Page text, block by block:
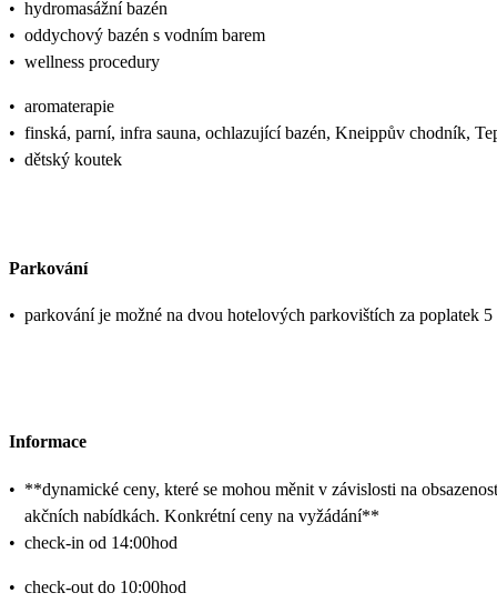
• hydromasážní bazén
• oddychový bazén s vodním barem
• wellness procedury
• aromaterapie
• finská, parní, infra sauna, ochlazující bazén, Kneippův chodník,
• dětský koutek
Parkování
• parkování je možné na dvou hotelových parkovištích za poplatek
Informace
• **dynamické ceny, které se mohou měnit v závislosti na
akčních nabídkách. Konkrétní ceny na vyžádání**
• check-in od 14:00hod
• check-out do 10:00hod